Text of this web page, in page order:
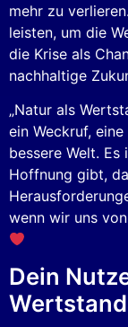
mehr zu
leisten, um die
die Krise als
nachhaltige
„Natur als
ein Weckruf,
bessere Welt.
Hoffnung gibt,
wenn wir uns
Dein